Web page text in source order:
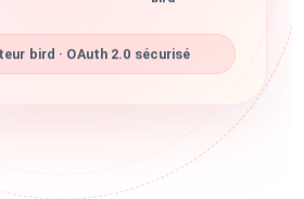
bird
bird · OAuth 2.0 sécurisé